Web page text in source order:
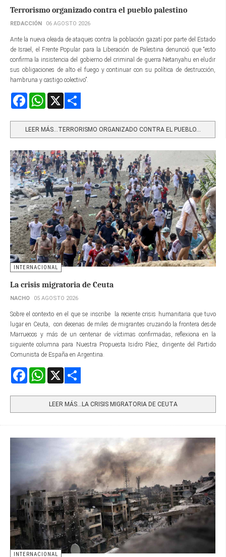
Terrorismo organizado contra el pueblo palestino
REDACCIÓN 06 AGOSTO 2026
Ante la nueva oleada de ataques contra la población gazatí por parte del Estado
de Israel, el Frente Popular para la Liberación de Palestina denunció que “esto
confirma la insistencia del gobierno del criminal de guerra Netanyahu en eludir
sus obligaciones de alto el fuego y continuar con su política de destrucción,
hambruna y castigo colectivo”.
FacebookWhatsApp
LEER MÁS…TERRORISMO ORGANIZADO CONTRA EL PUEBLO...
INTERNACIONAL
La crisis migratoria de Ceuta
NACHO 05 AGOSTO 2026
Sobre el contexto en el que se inscribe la reciente crisis humanitaria que tuvo
lugar en Ceuta, con decenas de miles de migrantes cruzando la frontera desde
Marruecos y más de un centenar de víctimas confirmadas, reflexiona en la
siguiente columna para Nuestra Propuesta Isidro Páez, dirigente del Partido
Comunista de España en Argentina.
FacebookWhatsApp
LEER MÁS…LA CRISIS MIGRATORIA DE CEUTA
INTERNACIONAL